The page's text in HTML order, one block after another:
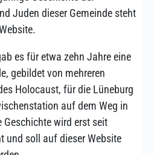
Juden dieser Gemeinde steht
es für etwa zehn Jahre eine
gebildet von mehreren
Holocaust, für die Lüneburg
auf dem Weg in
wird erst seit
und soll auf dieser Website